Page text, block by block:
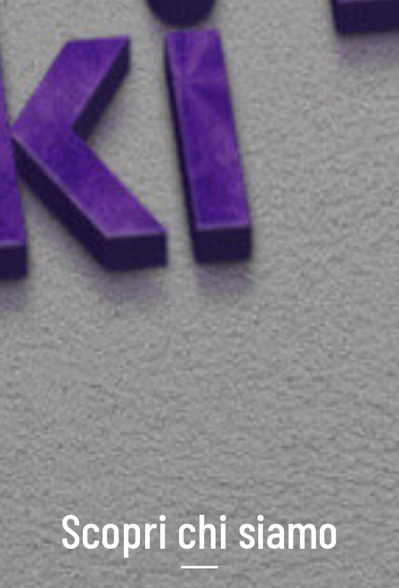
Scopri chi siamo